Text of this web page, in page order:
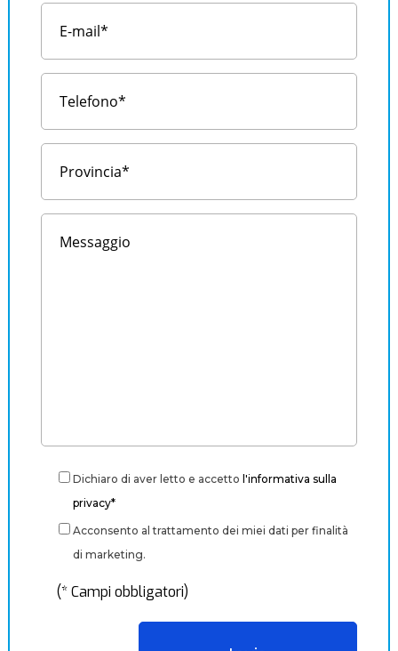
Dichiaro di aver letto e accetto l'informativa sulla
privacy*
Acconsento al trattamento dei miei dati per finalità
di marketing.
(* Campi obbligatori)